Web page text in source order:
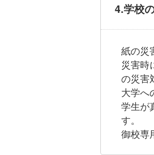
4.学校
紙の災
災害時
の災害
大学へ
学生が
す。
御校専